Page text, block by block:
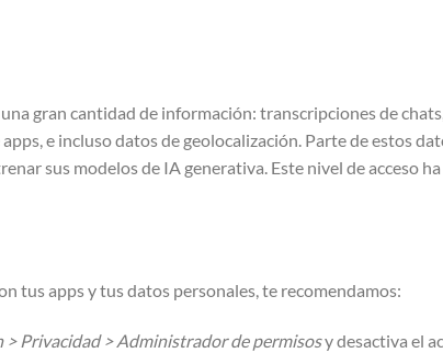
gran cantidad de información: transcripciones de
e incluso datos de geolocalización. Parte de estos
sus modelos de IA generativa. Este nivel de acceso
tus apps y tus datos personales, te recomendamos:
> Privacidad > Administrador de permisosy desactiva el